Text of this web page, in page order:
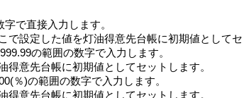
で直接入力します。
設定した値を灯油得意先台帳に初期値としてセ
の範囲の数字で入力します。
意先台帳に初期値としてセットします。
％)の範囲の数字で入力します。
意先台帳に初期値としてセットします。